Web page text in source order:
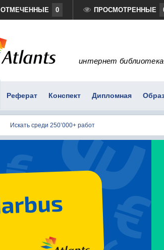
ОТМЕЧЕННЫЕ 0 ПРОСМОТРЕННЫЕ
интернет библиотека
Реферат Конспект Дипломная